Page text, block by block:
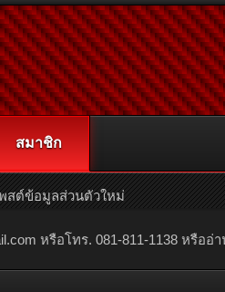
หรือโทร. 081-811-1138 หรืออ่
สมาชิก
สต์ข้อมูลส่วนตัวใหม่